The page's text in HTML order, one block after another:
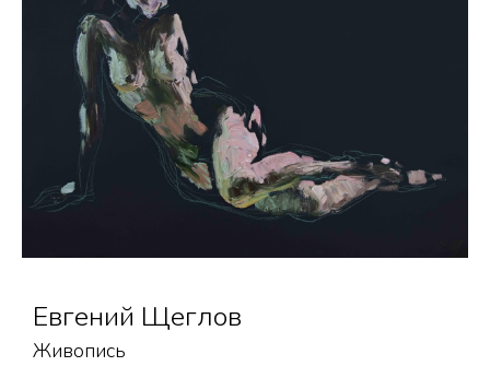
Евгений Щеглов
Живопись